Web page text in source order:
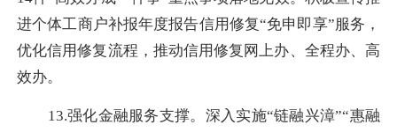
进个体工商户补报年度报告信用修复“免申即享”服务，
优化信用修复流程，推动信用修复网上办、全程办、高
效办。
13.强化金融服务支撑。深入实施“链融兴漳”“惠融